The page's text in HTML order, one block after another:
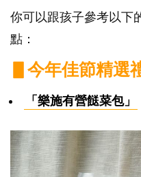
你可以跟孩子參考以下
點：
▋今年佳節精選
「樂施有營餸菜包」